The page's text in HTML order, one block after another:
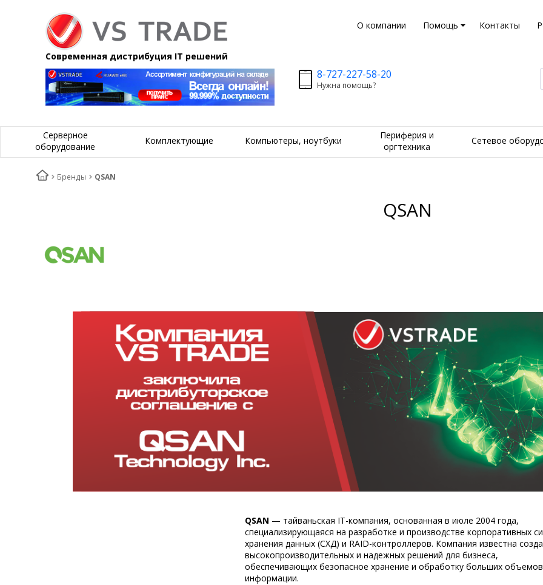
О компании Помощь Контакты
Современная дистрибуция IT решений
8-727-227-58-20
Нужна помощь?
Серверное
оборудование
Комплектующие Компьютеры, ноутбуки
Периферия и
оргтехника
Сетевое
Бренды QSAN
QSAN
QSAN ⁠— тайваньская IT-компания, основанная в июле 2004 года,
специализирующаяся на разработке и производстве корпоративных
хранения данных (СХД) и RAID-контроллеров. Компания известна
высокопроизводительных и надежных решений для бизнеса,
обеспечивающих безопасное хранение и обработку больших объемов
информации.